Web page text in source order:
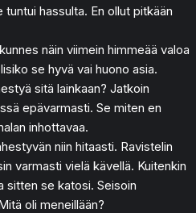
hassulta. En ollut pitkään
näin viimein himmeää valoa
se hyvä vai huono asia.
sitä lainkaan? Jatkoin
epävarmasti. Se miten en
inhottavaa.
niin hitaasti. Ravistelin
varmasti vielä kävellä. Kuitenkin
sitten se katosi. Seisoin
oli meneillään?